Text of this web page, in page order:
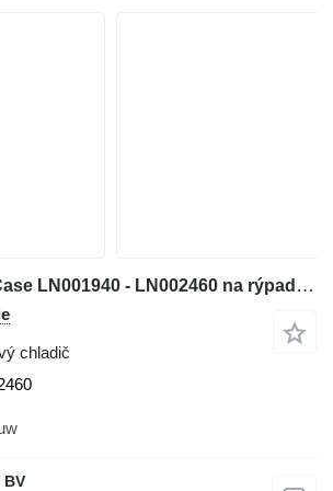
Olejový chladič Case LN001940 - LN002460 na rýpadla Case CX460 CX470B
chladič
BV